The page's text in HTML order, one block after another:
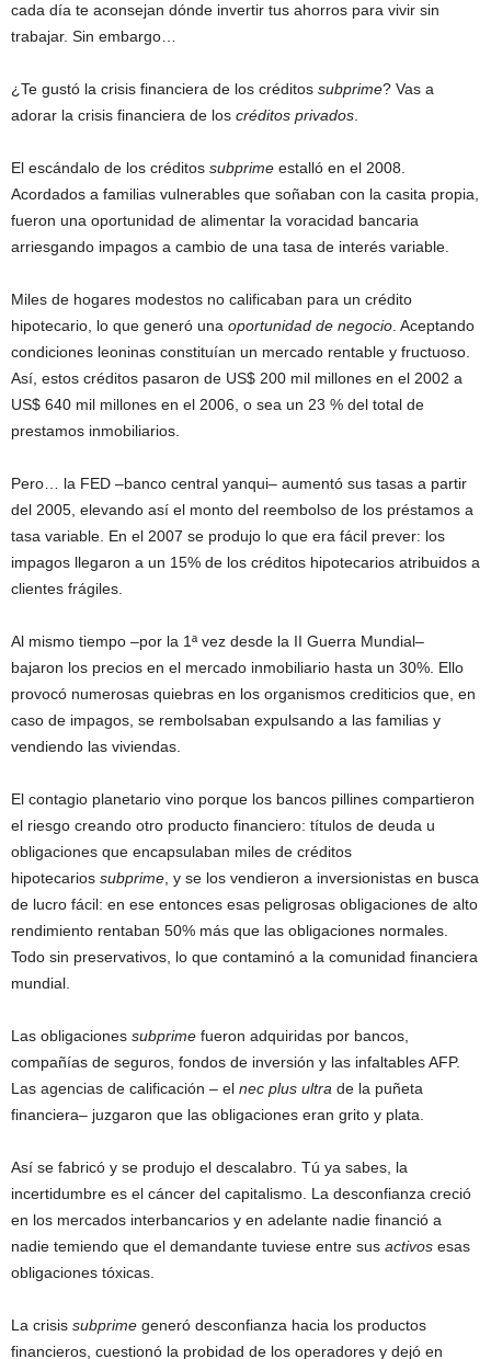
cada día te aconsejan dónde invertir tus ahorros para vivir sin
trabajar. Sin embargo…
¿Te gustó la crisis financiera de los créditos subprime? Vas a
adorar la crisis financiera de los créditos privados
El escándalo de los créditos subprime estalló en el 2008.
Acordados a familias vulnerables que soñaban con la casita propia,
fueron una oportunidad de alimentar la voracidad bancaria
arriesgando impagos a cambio de una tasa de interés variable.
Miles de hogares modestos no calificaban para un crédito
hipotecario, lo que generó una oportunidad de negocio . Aceptando
condiciones leoninas constituían un mercado rentable y fructuoso.
Así, estos créditos pasaron de US$ 200 mil millones en el 2002 a
US$ 640 mil millones en el 2006, o sea un 23 % del total de
prestamos inmobiliarios.
Pero… la FED –banco central yanqui– aumentó sus tasas a partir
del 2005, elevando así el monto del reembolso de los préstamos a
tasa variable. En el 2007 se produjo lo que era fácil prever: los
impagos llegaron a un 15% de los créditos hipotecarios atribuidos a
clientes frágiles.
Al mismo tiempo –por la 1ª vez desde la II Guerra Mundial–
bajaron los precios en el mercado inmobiliario hasta un 30%. Ello
provocó numerosas quiebras en los organismos crediticios que, en
caso de impagos, se rembolsaban expulsando a las familias y
vendiendo las viviendas.
El contagio planetario vino porque los bancos pillines compartieron
el riesgo creando otro producto financiero: títulos de deuda u
obligaciones que encapsulaban miles de créditos
hipotecarios subprime , y se los vendieron a inversionistas en busca
de lucro fácil: en ese entonces esas peligrosas obligaciones de alto
rendimiento rentaban 50% más que las obligaciones normales.
Todo sin preservativos, lo que contaminó a la comunidad financiera
mundial.
Las obligaciones subprime fueron adquiridas por bancos,
compañías de seguros, fondos de inversión y las infaltables AFP.
Las agencias de calificación – el nec plus ultra de la puñeta
financiera– juzgaron que las obligaciones eran grito y plata.
Así se fabricó y se produjo el descalabro. Tú ya sabes, la
incertidumbre es el cáncer del capitalismo. La desconfianza creció
en los mercados interbancarios y en adelante nadie financió a
nadie temiendo que el demandante tuviese entre sus activos esas
obligaciones tóxicas.
La crisis subprime generó desconfianza hacia los productos
financieros, cuestionó la probidad de los operadores y dejó en